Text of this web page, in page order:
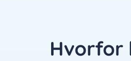
Hvorfor